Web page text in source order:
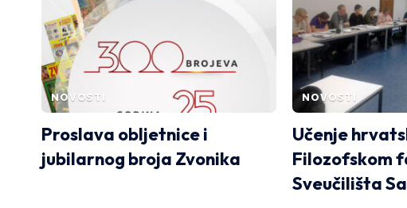
NOVOSTI
Proslava obljetnice i
jubilarnog broja Zvonika
NOVOSTI
Učenje
Filozofskom
Sveučilišta